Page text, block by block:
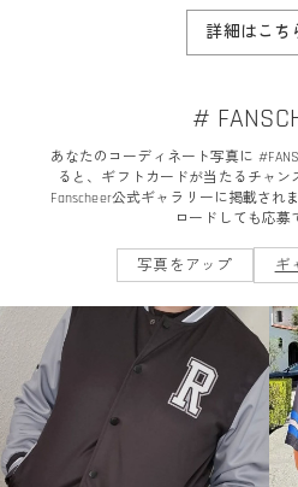
詳細はこち
#
あなたのコーディネート写真に
ると、ギフトカードが当たるチャ
Fanscheer公式ギャラリーに掲載され
ロードしても応募
写真をアップ ギ